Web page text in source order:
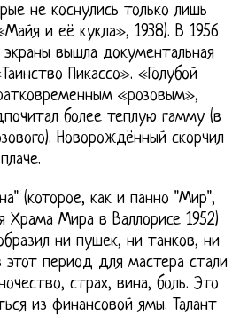
не коснулись только лишь
и её кукла», 1938). В 1956
вышла документальная
Пикассо». «Голубой
«розовым»,
более теплую гамму (в
Новорождённый скорчил
(которое, как и панно "Мир",
Храма Мира в Валлорисе 1952)
ни пушек, ни танков, ни
период для мастера стали
страх, вина, боль. Это
из финансовой ямы. Талант